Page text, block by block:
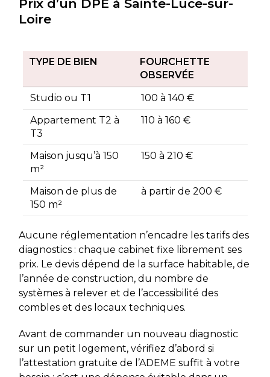
Prix d’un DPE à Sainte-Luce-sur-
Loire
TYPE DE BIEN
FOURCHETTE
OBSERVÉE
Studio ou T1
100 à 140 €
Appartement T2 à
T3
110 à 160 €
Maison jusqu’à 150
m²
150 à 210 €
Maison de plus de
150 m²
à partir de 200 €
Aucune réglementation n’encadre les tarifs des
diagnostics : chaque cabinet fixe librement ses
prix. Le devis dépend de la surface habitable, de
l’année de construction, du nombre de
systèmes à relever et de l’accessibilité des
combles et des locaux techniques.
Avant de commander un nouveau diagnostic
sur un petit logement, vérifiez d’abord si
l’attestation gratuite de l’ADEME suffit à votre